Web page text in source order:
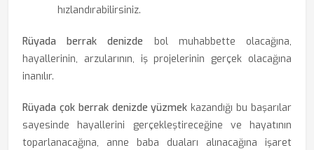
hızlandırabilirsiniz.
Rüyada berrak denizde bol muhabbette olacağına,
hayallerinin, arzularının, iş projelerinin gerçek olacağına
inanılır.
Rüyada çok berrak denizde yüzmek kazandığı bu başarılar
sayesinde hayallerini gerçekleştireceğine ve hayatının
toparlanacağına, anne baba duaları alınacağına işaret